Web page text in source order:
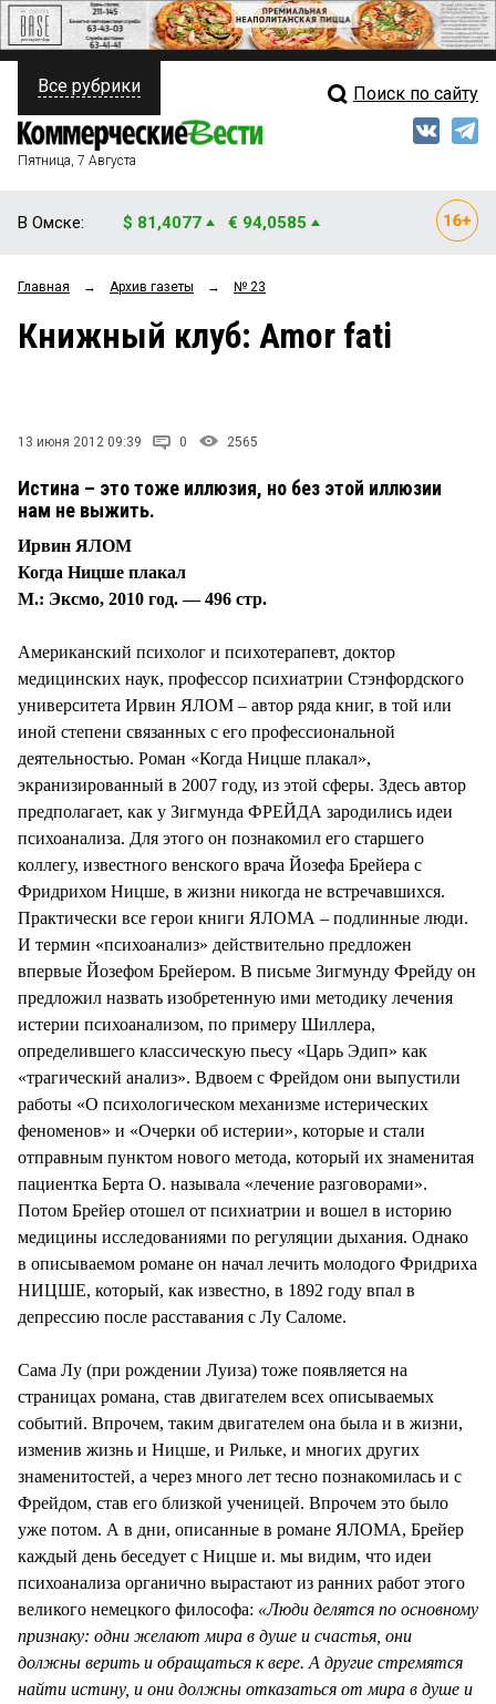
ПОЛИТИКА
ФИНАНСЫ
ОБЩЕСТВО
ЗАКОН
ПРОИСШЕСТВИЯ
СТИЛЬ ЖИЗНИ
Свежий выпуск
Рейтинги
Все рубрики Поиск по сайту
Пятница, 7 Августа
В Омске: $ 81,4077 € 94,0585
Главная → Архив газеты → № 23
Книжный клуб: Amor fati
13 июня 2012 09:39 0 2565
Истина – это тоже иллюзия, но без этой иллюзии
нам не выжить.
Ирвин ЯЛОМ
Когда Ницше плакал
М.: Эксмо, 2010 год. — 496 стр.
Американский психолог и психотерапевт, доктор
медицинских наук, профессор психиатрии Стэнфордского
университета Ирвин ЯЛОМ – автор ряда книг, в той или
иной степени связанных с его профессиональной
деятельностью. Роман «Когда Ницше плакал»,
экранизированный в 2007 году, из этой сферы. Здесь автор
предполагает, как у Зигмунда ФРЕЙДА зародились идеи
психоанализа. Для этого он познакомил его старшего
коллегу, известного венского врача Йозефа Брейера с
Фридрихом Ницше, в жизни никогда не встречавшихся.
Практически все герои книги ЯЛОМА – подлинные люди.
И термин «психоанализ» действительно предложен
впервые Йозефом Брейером. В письме Зигмунду Фрейду он
предложил назвать изобретенную ими методику лечения
истерии психоанализом, по примеру Шиллера,
определившего классическую пьесу «Царь Эдип» как
«трагический анализ». Вдвоем с Фрейдом они выпустили
работы «О психологическом механизме истерических
феноменов» и «Очерки об истерии», которые и стали
отправным пунктом нового метода, который их знаменитая
пациентка Берта О. называла «лечение разговорами».
Потом Брейер отошел от психиатрии и вошел в историю
медицины исследованиями по регуляции дыхания. Однако
в описываемом романе он начал лечить молодого Фридриха
НИЦШЕ, который, как известно, в 1892 году впал в
депрессию после расставания с Лу Саломе.
Сама Лу (при рождении Луиза) тоже появляется на
страницах романа, став двигателем всех описываемых
событий. Впрочем, таким двигателем она была и в жизни,
изменив жизнь и Ницше, и Рильке, и многих других
знаменитостей, а через много лет тесно познакомилась и с
Фрейдом, став его близкой ученицей. Впрочем это было
уже потом. А в дни, описанные в романе ЯЛОМА, Брейер
каждый день беседует с Ницше и. мы видим, что идеи
психоанализа органично вырастают из ранних работ этого
великого немецкого философа: «Люди делятся по основному
признаку: одни желают мира в душе и счастья, они
должны верить и обращаться к вере. А другие стремятся
найти истину, и они должны отказаться от мира в душе и